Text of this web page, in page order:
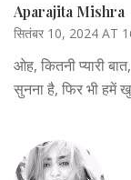
Aparajita Mishra
सितंबर 10, 2024 AT
ओह, कितनी प्यारी
सुनना है, फिर भी हमें